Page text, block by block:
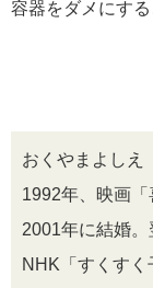
容器をダメにす
おくやまよしえ
1992年、映画「
2001年に結婚。
NHK「すくすく